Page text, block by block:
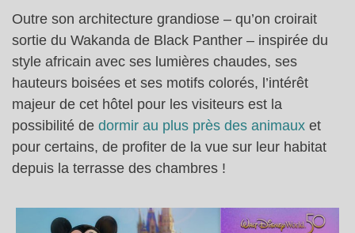
Outre son architecture grandiose – qu’on croirait
sortie du Wakanda de Black Panther – inspirée du
style africain avec ses lumières chaudes, ses
hauteurs boisées et ses motifs colorés, l’intérêt
majeur de cet hôtel pour les visiteurs est la
possibilité de dormir au plus près des animaux et
pour certains, de profiter de la vue sur leur habitat
depuis la terrasse des chambres !